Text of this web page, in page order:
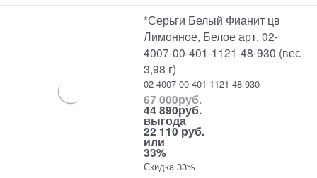
*Серьги Белый Фианит цв
Лимонное, Белое арт. 02-
4007-00-401-1121-48-930 (вес
3,98 г)
02-4007-00-401-1121-48-930
67 000руб.
44 890руб.
выгода
22 110 руб.
или
33%
Скидка 33%